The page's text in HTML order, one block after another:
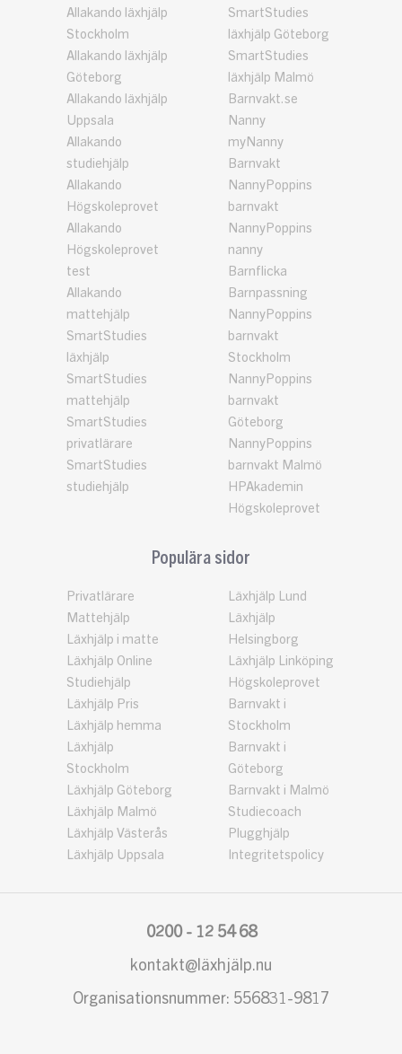
Allakando läxhjälp
Stockholm
Allakando läxhjälp
Göteborg
Allakando läxhjälp
Uppsala
Allakando
studiehjälp
Allakando
Högskoleprovet
Allakando
Högskoleprovet
test
Allakando
mattehjälp
SmartStudies
läxhjälp
SmartStudies
mattehjälp
SmartStudies
privatlärare
SmartStudies
studiehjälp
SmartStudies
läxhjälp Göteborg
SmartStudies
läxhjälp Malmö
Barnvakt.se
Nanny
myNanny
Barnvakt
NannyPoppins
barnvakt
NannyPoppins
nanny
Barnflicka
Barnpassning
NannyPoppins
barnvakt
Stockholm
NannyPoppins
barnvakt
Göteborg
NannyPoppins
barnvakt Malmö
HPAkademin
Högskoleprovet
Populära sidor
Privatlärare
Mattehjälp
Läxhjälp i matte
Läxhjälp Online
Studiehjälp
Läxhjälp Pris
Läxhjälp hemma
Läxhjälp
Stockholm
Läxhjälp Göteborg
Läxhjälp Malmö
Läxhjälp Västerås
Läxhjälp Uppsala
Läxhjälp Lund
Läxhjälp
Helsingborg
Läxhjälp Linköping
Högskoleprovet
Barnvakt i
Stockholm
Barnvakt i
Göteborg
Barnvakt i Malmö
Studiecoach
Plugghjälp
Integritetspolicy
kontakt@läxhjälp.nu
0200 - 12 54 68
Organisationsnummer: 556831-9817